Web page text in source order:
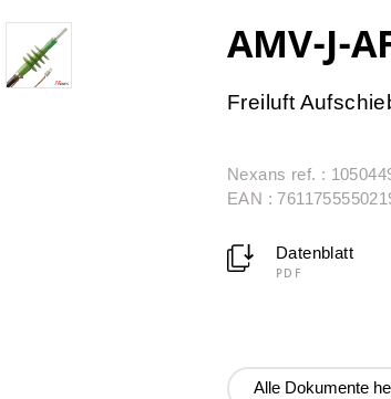
AMV-J-
Freiluft
Nexans ref. :
EAN :
Datenblatt
PDF
Alle Dokumente